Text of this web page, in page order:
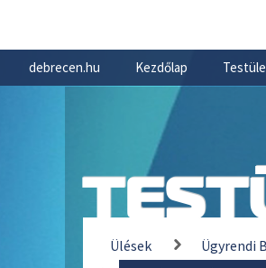
debrecen.hu Kezdőlap
Ülések
Ügyrendi